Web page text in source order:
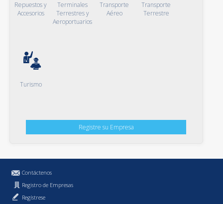
Repuestos y
Accesorios
Terminales
Terrestres y
Aeroportuarios
Transporte
Aéreo
Transporte
Terrestre
Turismo
Registre su Empresa
Contáctenos
Registro de Empresas
Regístrese